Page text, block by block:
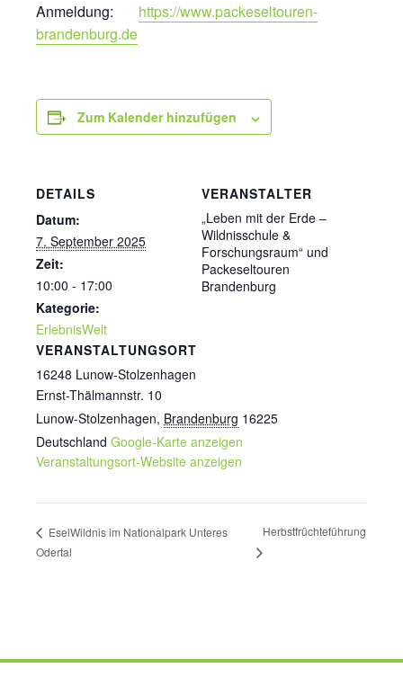
Anmeldung: https://www.packeseltouren-
brandenburg.de
Zum Kalender hinzufügen
DETAILS
Datum:
7. September 2025
Zeit:
10:00 - 17:00
Kategorie:
ErlebnisWelt
VERANSTALTUNGSORT
16248 Lunow-Stolzenhagen
Ernst-Thälmannstr. 10
Lunow-Stolzenhagen, Brandenburg 16225
Deutschland Google-Karte anzeigen
Veranstaltungsort-Website anzeigen
VERANSTALTER
„Leben mit der Erde –
Wildnisschule &
Forschungsraum“ und
Packeseltouren
Brandenburg
EselWildnis im Nationalpark Unteres
Odertal
Herbstfrüchteführung